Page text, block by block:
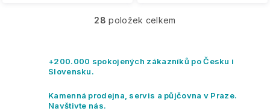
O
á
c
28 položek celkem
+200.000 spokojených zákazníků po Česku i
Slovensku.
Kamenná prodejna, servis a půjčovna v Praze.
Navštivte nás.